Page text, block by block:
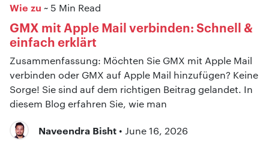
Wie zu ~ 5 Min Read
GMX mit Apple Mail verbinden: Schnell &
einfach erklärt
Zusammenfassung: Möchten Sie GMX mit Apple Mail
verbinden oder GMX auf Apple Mail hinzufügen? Keine
Sorge! Sie sind auf dem richtigen Beitrag gelandet. In
diesem Blog erfahren Sie, wie man
Naveendra Bisht • June 16, 2026